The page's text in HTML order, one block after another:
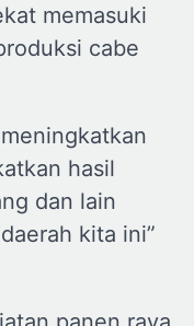
memasuki
cabe
hasil
dan lain
kita ini”